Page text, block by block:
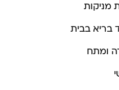
מניקות
בריא בבית
ומתח